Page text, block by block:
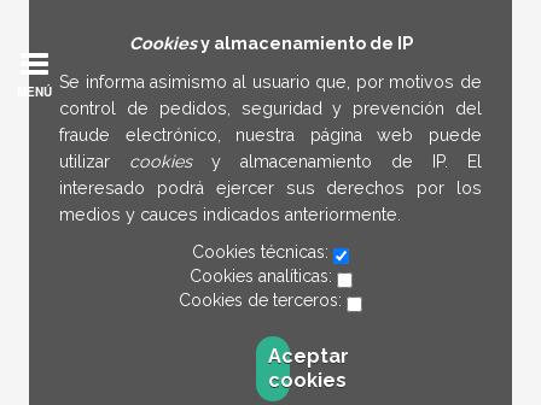
Cookiesy almacenamiento de IP
Se informa asimismo al usuario que, por motivos de
control de pedidos, seguridad y prevención del
fraude electrónico, nuestra página web puede
utilizar cookies y almacenamiento de IP. El
interesado podrá ejercer sus derechos por los
medios y cauces indicados anteriormente.
Cookies técnicas:
Cookies analíticas:
Cookies de terceros:
Aceptar
cookies
MENÚ